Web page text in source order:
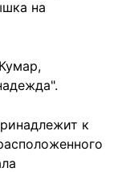
на
к